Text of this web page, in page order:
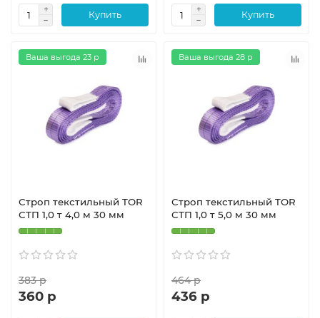
Купить Купить
Ваша выгода 23 р
Строп текстильный TOR
СТП 1,0 т 4,0 м 30 мм
383 р
360 р
Ваша выгода 28 р
Строп текстильный TOR
СТП 1,0 т 5,0 м 30 мм
464 р
436 р